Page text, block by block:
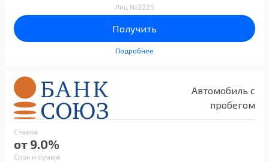
Лиц №2225
Получить
Подробнее
Автомобиль с
пробегом
Ставка
от 9.0%
Срок и сумма